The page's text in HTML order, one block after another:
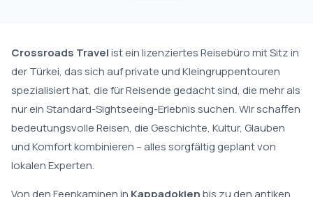
Crossroads Travelist ein lizenziertes Reisebüro mit Sitz in
der Türkei, das sich auf private und Kleingruppentouren
spezialisiert hat, die für Reisende gedacht sind, die mehr als
nur ein Standard-Sightseeing-Erlebnis suchen. Wir schaffen
bedeutungsvolle Reisen, die Geschichte, Kultur, Glauben
und Komfort kombinieren – alles sorgfältig geplant von
lokalen Experten.
Von den Feenkaminen in Kappadokienbis zu den antiken